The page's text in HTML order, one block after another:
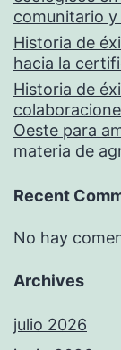
comunitario
Historia de
hacia la
Historia de
Oeste para
materia de
Recent
No hay
Archives
julio 2026